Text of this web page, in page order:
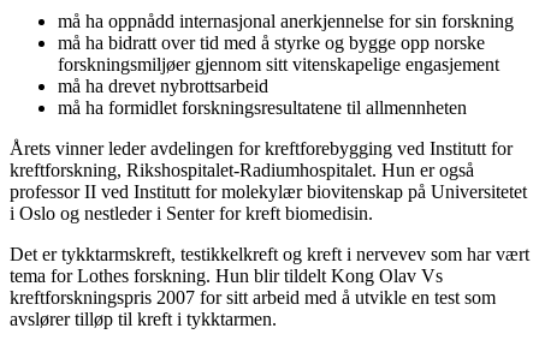
må ha oppnådd internasjonal anerkjennelse for sin forskning
må ha bidratt over tid med å styrke og bygge opp norske
forskningsmiljøer gjennom sitt vitenskapelige engasjement
må ha drevet nybrottsarbeid
må ha formidlet forskningsresultatene til allmennheten
Årets vinner leder avdelingen for kreftforebygging ved Institutt for
kreftforskning, Rikshospitalet-Radiumhospitalet. Hun er også
professor II ved Institutt for molekylær biovitenskap på Universitetet
i Oslo og nestleder i Senter for kreft biomedisin.
Det er tykktarmskreft, testikkelkreft og kreft i nervevev som har vært
tema for Lothes forskning. Hun blir tildelt Kong Olav Vs
kreftforskningspris 2007 for sitt arbeid med å utvikle en test som
avslører tilløp til kreft i tykktarmen.